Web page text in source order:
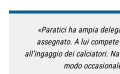
«Paratici ha ampia
assegnato. A lui
all’ingaggio dei calciatori.
modo